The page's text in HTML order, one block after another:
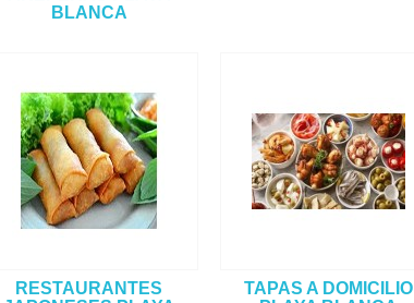
BLANCA
RESTAURANTES
TAPAS A DOMICILIO